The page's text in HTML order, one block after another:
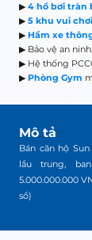
▶ 4 hồ bơi tràn
▶ 5 khu vui
▶ Hầm xe
▶ Bảo vệ an
▶ Hệ thống
▶ Phòng Gym
Mô tả
Bán căn hộ
lầu trung,
5.000.000.000
sổ)